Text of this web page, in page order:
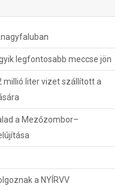
legfontosabb meccse jön
millió liter vizet szállított a
a Mezőzombor–
a NYÍRVV